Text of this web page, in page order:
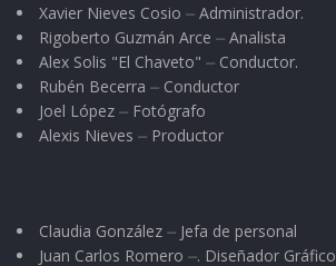
Xavier Nieves Cosio ⏤ Administrador.
Rigoberto Guzmán Arce ⏤ Analista
Alex Solis "El Chaveto" ⏤ Conductor.
Rubén Becerra ⏤ Conductor
Joel López ⏤ Fotógrafo
Alexis Nieves ⏤ Productor
Claudia González ⏤ Jefa de personal
Juan Carlos Romero ⏤. Diseñador Gráfico